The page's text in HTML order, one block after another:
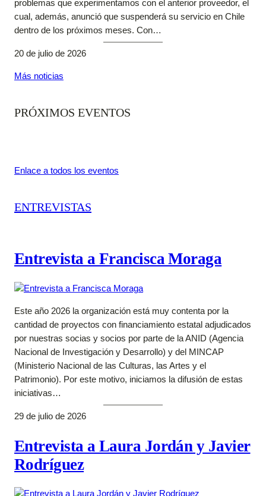
problemas que experimentamos con el anterior proveedor, el
cual, además, anunció que suspenderá su servicio en Chile
dentro de los próximos meses. Con…
20 de julio de 2026
Más noticias
PRÓXIMOS EVENTOS
Enlace a todos los eventos
ENTREVISTAS
Entrevista a Francisca Moraga
Este año 2026 la organización está muy contenta por la
cantidad de proyectos con financiamiento estatal adjudicados
por nuestras socias y socios por parte de la ANID (Agencia
Nacional de Investigación y Desarrollo) y del MINCAP
(Ministerio Nacional de las Culturas, las Artes y el
Patrimonio). Por este motivo, iniciamos la difusión de estas
iniciativas…
29 de julio de 2026
Entrevista a Laura Jordán y Javier
Rodríguez